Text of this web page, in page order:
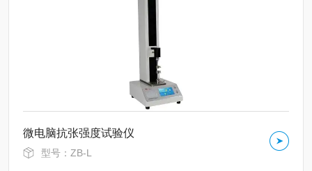
微电脑抗张强度试验仪
型号：ZB-L